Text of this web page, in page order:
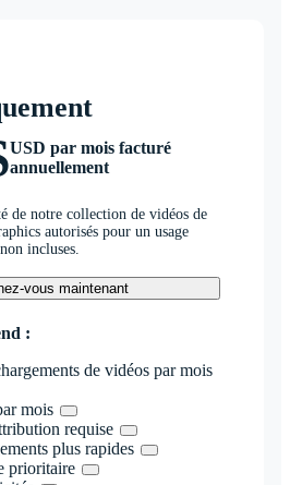
USD par mois facturé
annuellement
de notre collection de vidéos de
autorisés pour un usage
incluses.
vous maintenant
:
de vidéos par mois
mois
requise
plus rapides
prioritaire